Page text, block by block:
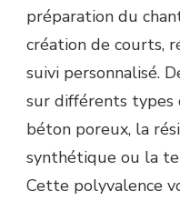
préparation du
création de courts,
suivi personnalisé.
sur différents types
béton poreux, la
synthétique ou la
Cette polyvalence